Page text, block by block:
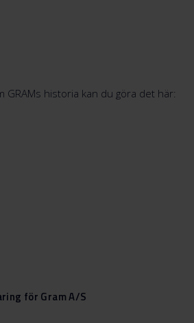
GRAMs historia kan du göra det här:
för Gram A/S